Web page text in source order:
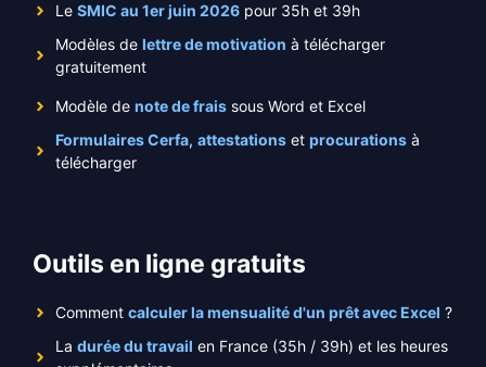
Le SMIC au 1er juin 2026 pour 35h et 39h
Modèles de lettre de motivation à télécharger
gratuitement
Modèle de note de frais sous Word et Excel
Formulaires Cerfa, attestations et procurations à
télécharger
Outils en ligne gratuits
Comment calculer la mensualité d'un prêt avec Excel ?
La durée du travail en France (35h / 39h) et les heures